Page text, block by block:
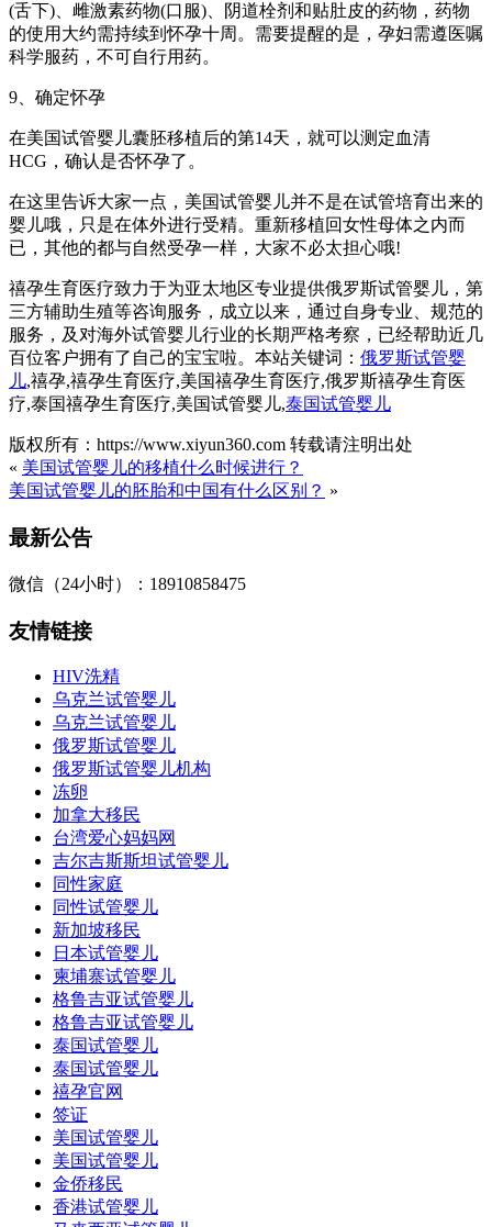
(舌下)、雌激素药物(口服)、阴道栓剂和贴肚皮的药物，药物
的使用大约需持续到怀孕十周。需要提醒的是，孕妇需遵医嘱
科学服药，不可自行用药。
9、确定怀孕
在美国试管婴儿囊胚移植后的第14天，就可以测定血清
HCG，确认是否怀孕了。
在这里告诉大家一点，美国试管婴儿并不是在试管培育出来的
婴儿哦，只是在体外进行受精。重新移植回女性母体之内而
已，其他的都与自然受孕一样，大家不必太担心哦!
禧孕生育医疗致力于为亚太地区专业提供俄罗斯试管婴儿，第
三方辅助生殖等咨询服务，成立以来，通过自身专业、规范的
服务，及对海外试管婴儿行业的长期严格考察，已经帮助近几
百位客户拥有了自己的宝宝啦。本站关键词： 俄罗斯试管婴
儿,禧孕,禧孕生育医疗,美国禧孕生育医疗,俄罗斯禧孕生育医
疗,泰国禧孕生育医疗,美国试管婴儿,泰国试管婴儿
版权所有：https://www.xiyun360.com 转载请注明出处
« 美国试管婴儿的移植什么时候进行？
美国试管婴儿的胚胎和中国有什么区别？ »
最新公告
微信（24小时）：18910858475
友情链接
HIV洗精
乌克兰试管婴儿
乌克兰试管婴儿
俄罗斯试管婴儿
俄罗斯试管婴儿机构
冻卵
加拿大移民
台湾爱心妈妈网
吉尔吉斯斯坦试管婴儿
同性家庭
同性试管婴儿
新加坡移民
日本试管婴儿
柬埔寨试管婴儿
格鲁吉亚试管婴儿
格鲁吉亚试管婴儿
泰国试管婴儿
泰国试管婴儿
禧孕官网
签证
美国试管婴儿
美国试管婴儿
金侨移民
香港试管婴儿